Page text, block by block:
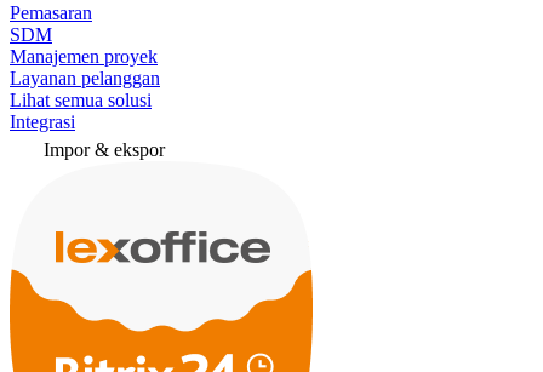
Pemasaran
SDM
Manajemen proyek
Layanan pelanggan
Lihat semua solusi
Integrasi
Impor & ekspor